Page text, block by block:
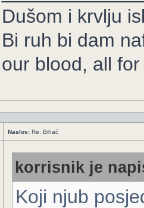
Dušom i krvlju
Bi ruh bi dam
our blood, all
Naslov: Re: Bihać
korrisnik je
Koji njub